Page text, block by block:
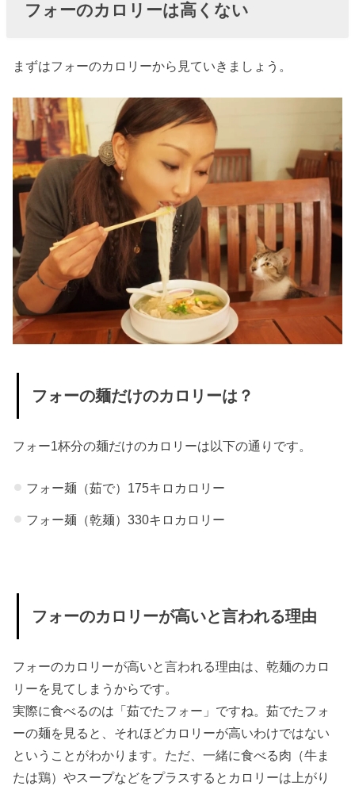
の中で
が少な
» フォー
は濃い
味付け
をしな
くても
よい
» フォー
は栄養
スがよ
エット中に食
すること
» フォー
中心に
してカ
ー・糖
質カッ
ト
› フォーはカロ
リーと糖質が
フォーのカロリーは高くない
まずはフォーのカロリーから見ていきましょう。
フォーの麺だけのカロリーは？
フォー1杯分の麺だけのカロリーは以下の通りです。
フォー麺（茹で）175キロカロリー
フォー麺（乾麺）330キロカロリー
フォーのカロリーが高いと言われる理由
フォーのカロリーが高いと言われる理由は、乾麺のカロ
リーを見てしまうからです。
実際に食べるのは「茹でたフォー」ですね。茹でたフォ
ーの麺を見ると、それほどカロリーが高いわけではない
ということがわかります。ただ、一緒に食べる肉（牛ま
たは鶏）やスープなどをプラスするとカロリーは上がり